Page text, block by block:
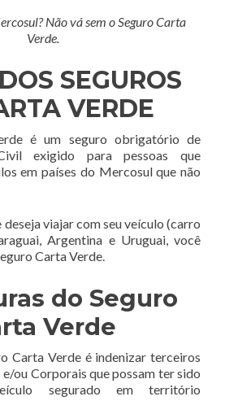
Não vá sem o Seguro Carta
Verde.
SEGUROS
VERDE
é um seguro obrigatório de
exigido para pessoas que
em países do Mercosul que não
deseja viajar com seu veículo (carro
Argentina e Uruguai, você
Carta Verde.
do Seguro
Verde
Carta Verde é indenizar terceiros
ou Corporais que possam ter sido
segurado em território